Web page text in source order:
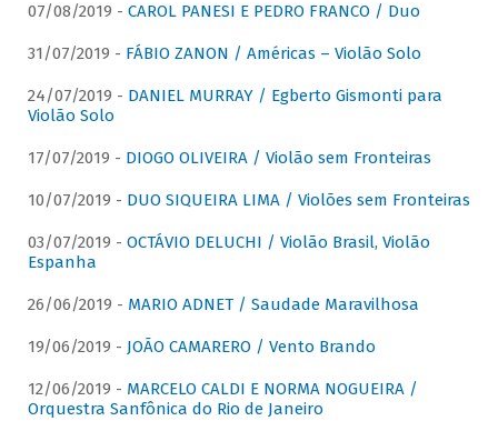
07/08/2019 - CAROL PANESI E PEDRO FRANCO / Duo
31/07/2019 - FÁBIO ZANON / Américas – Violão Solo
24/07/2019 - DANIEL MURRAY / Egberto Gismonti para
Violão Solo
17/07/2019 - DIOGO OLIVEIRA / Violão sem Fronteiras
10/07/2019 - DUO SIQUEIRA LIMA / Violões sem Fronteiras
03/07/2019 - OCTÁVIO DELUCHI / Violão Brasil, Violão
Espanha
26/06/2019 - MARIO ADNET / Saudade Maravilhosa
19/06/2019 - JOÃO CAMARERO / Vento Brando
12/06/2019 - MARCELO CALDI E NORMA NOGUEIRA /
Orquestra Sanfônica do Rio de Janeiro